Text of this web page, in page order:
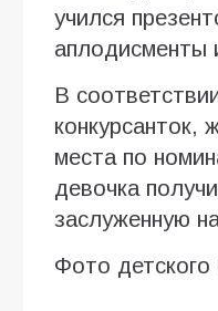
учился
аплодисменты
В
конкурсанток,
места по
девочка
заслуженную
Фото детского